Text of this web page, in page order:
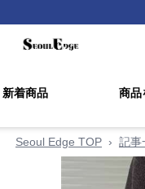
新着商品 商品
Seoul Edge TOP › 記事